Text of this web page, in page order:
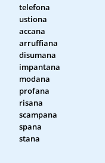
telefona
ustiona
accana
arruffiana
disumana
impantana
modana
profana
risana
scampana
spana
stana